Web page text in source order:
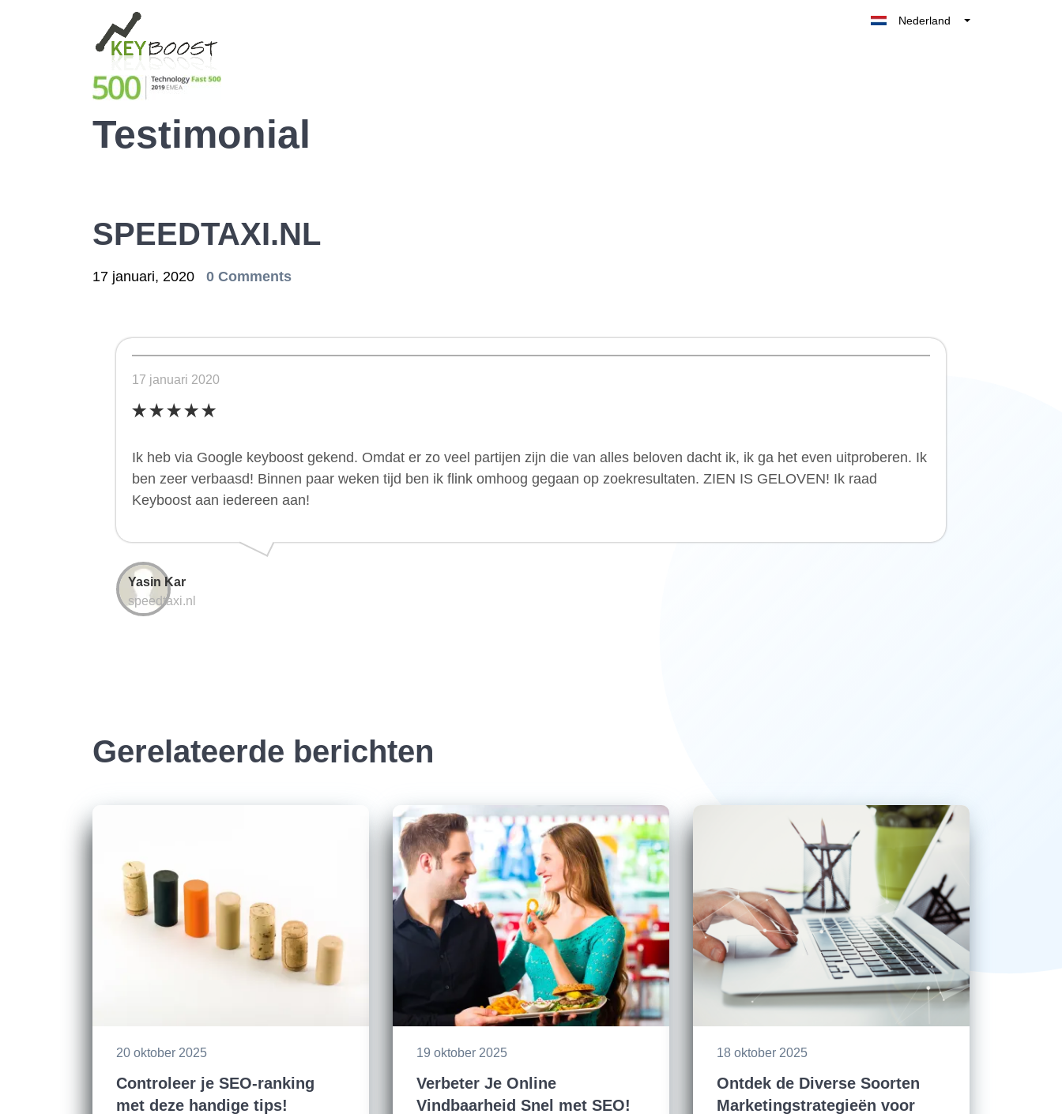
Nederland
Testimonial
SPEEDTAXI.NL
17 januari, 2020 0 Comments
17 januari 2020
Ik heb via Google keyboost gekend. Omdat er zo veel partijen zijn die van alles beloven dacht ik, ik ga het even uitproberen. Ik
ben zeer verbaasd! Binnen paar weken tijd ben ik flink omhoog gegaan op zoekresultaten. ZIEN IS GELOVEN! Ik raad
Keyboost aan iedereen aan!
Yasin Kar
speedtaxi.nl
Gerelateerde berichten
20 oktober 2025
Controleer je SEO-ranking
met deze handige tips!
19 oktober 2025
Verbeter Je Online
Vindbaarheid Snel met SEO!
18 oktober 2025
Ontdek de Diverse Soorten
Marketingstrategieën voor